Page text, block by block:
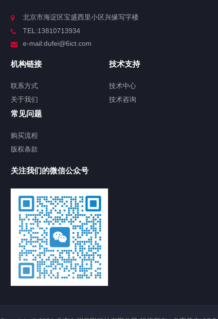
北京市海淀区宝盛西里小区兴缘写字楼
TEL:13810713934
e-mail:dufei@6ict.com
机构链接
联系方式
关于我们
技术支持
技术中心
技术咨询
常见问题
购买流程
版权条款
关注我们的微信公众号